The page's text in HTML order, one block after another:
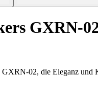
GXRN-
02, die Eleganz